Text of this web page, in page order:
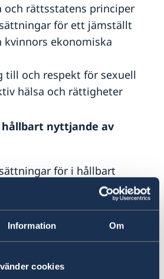
Information Om
cookies
och rättsstatens principer
för ett jämställt
kvinnors ekonomiska
till och respekt för sexuell
hälsa och rättigheter
nyttjande av
för i hållbart
och stärkt
mot klimatförändringar
biologisk mångfald och